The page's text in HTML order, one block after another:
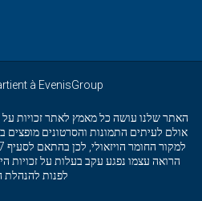
à EvenisGroup
האתר שלנו עושה כל מאמץ לאתר זכויות על
אולם לעיתים התמונות והסרטונים
הרואה עצמו נפגע עקב בעלות על זכויות
לפנות